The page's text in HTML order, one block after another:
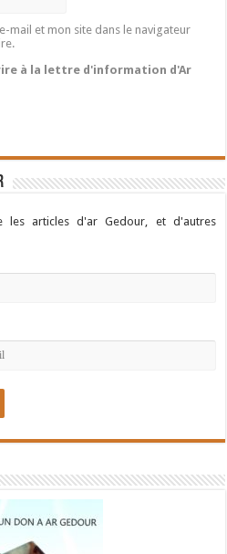
mail et mon site dans le navigateur
à la lettre d'information d'Ar
les articles d'ar Gedour, et d'autres